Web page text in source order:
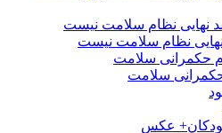
نظام سلامت نیست
سلامت